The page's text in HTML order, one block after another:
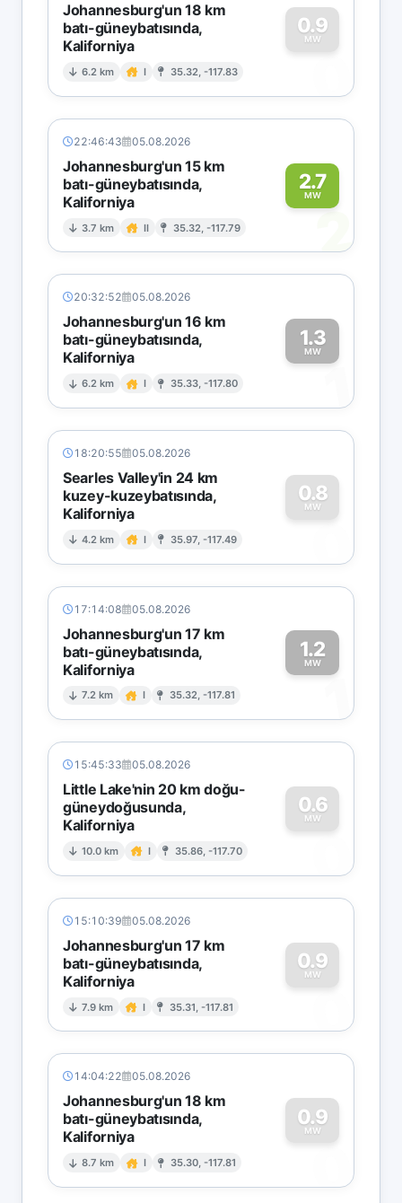
Johannesburg'un 18 km
batı-güneybatısında,
Kaliforniya
6.2 km I 35.32, -117.83
0.9
MW
0
22:46:43 05.08.2026
Johannesburg'un 15 km
batı-güneybatısında,
Kaliforniya
3.7 km II 35.32, -117.79
2.7
MW
2
20:32:52 05.08.2026
Johannesburg'un 16 km
batı-güneybatısında,
Kaliforniya
6.2 km I 35.33, -117.80
1.3
MW
1
18:20:55 05.08.2026
Searles Valley'in 24 km
kuzey-kuzeybatısında,
Kaliforniya
4.2 km I 35.97, -117.49
0.8
MW
0
17:14:08 05.08.2026
Johannesburg'un 17 km
batı-güneybatısında,
Kaliforniya
7.2 km I 35.32, -117.81
1.2
MW
1
15:45:33 05.08.2026
Little Lake'nin 20 km doğu-
güneydoğusunda,
Kaliforniya
10.0 km I 35.86, -117.70
0.6
MW
0
15:10:39 05.08.2026
Johannesburg'un 17 km
batı-güneybatısında,
Kaliforniya
7.9 km I 35.31, -117.81
0.9
MW
0
14:04:22 05.08.2026
Johannesburg'un 18 km
batı-güneybatısında,
Kaliforniya
8.7 km I 35.30, -117.81
0.9
MW
0